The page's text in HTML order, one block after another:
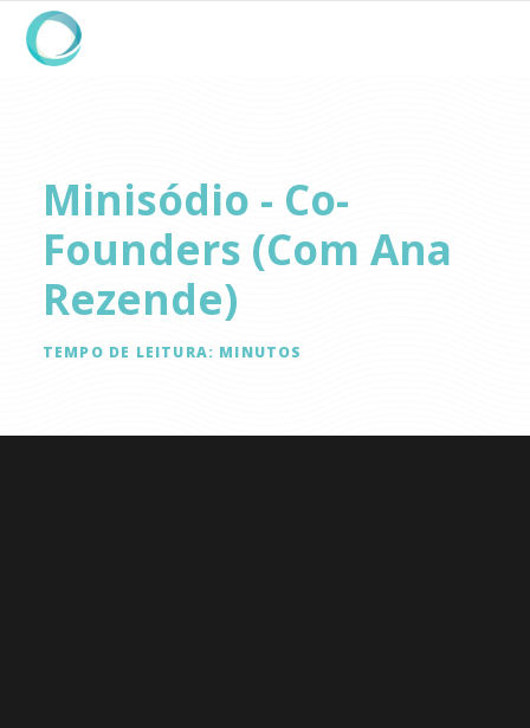
Minisódio - Co-
Founders (com Ana
Rezende)
TEMPO DE LEITURA: MINUTOS